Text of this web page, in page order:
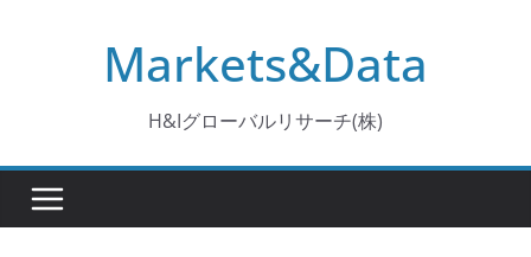
Markets&Data
H&Iグローバルリサーチ(株)